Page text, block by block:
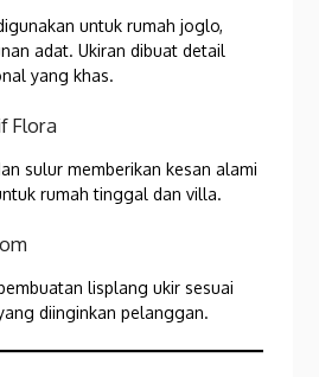
untuk rumah joglo,
adat. Ukiran dibuat detail
yang khas.
Flora
sulur memberikan kesan alami
rumah tinggal dan villa.
lisplang ukir sesuai
diinginkan pelanggan.